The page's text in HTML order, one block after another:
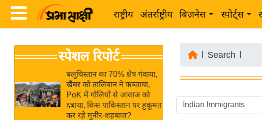
राष्ट्रीय अंतर्राष्ट्रीय बिज़नेस स्पोर्ट्स
News
Hindi
Hindi
ब
र
स्पेशल रिपोर्ट
बलूचिस्तान का 70% क्षेत्र गंवाया,
खैबर को तालिबान ने कब्जाया,
PoK में गोलियों से आवाज को
दबाया, किस पाकिस्तान पर हुकूमत
कर रहे मुनीर-शहबाज?
Search